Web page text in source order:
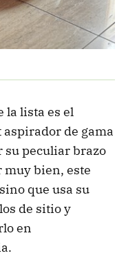
la lista es el
aspirador de gama
su peculiar brazo
muy bien, este
que usa su
de sitio y
en